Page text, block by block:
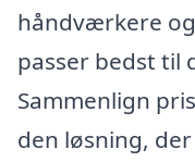
håndværkere
passer bedst til
Sammenlign
den løsning,